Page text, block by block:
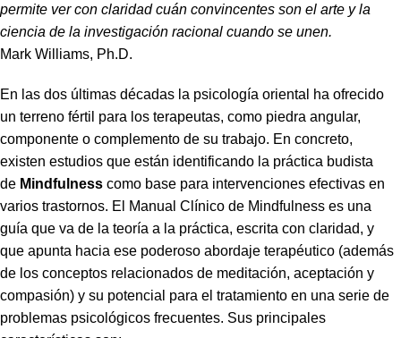
permite ver con claridad cuán convincentes son el arte y la
ciencia de la investigación racional cuando se unen.
Mark Williams, Ph.D.
En las dos últimas décadas la psicología oriental ha ofrecido
un terreno fértil para los terapeutas, como piedra angular,
componente o complemento de su trabajo. En concreto,
existen estudios que están identificando la práctica budista
de Mindfulness como base para intervenciones efectivas en
varios trastornos. El Manual Clínico de Mindfulness es una
guía que va de la teoría a la práctica, escrita con claridad, y
que apunta hacia ese poderoso abordaje terapéutico (además
de los conceptos relacionados de meditación, aceptación y
compasión) y su potencial para el tratamiento en una serie de
problemas psicológicos frecuentes. Sus principales